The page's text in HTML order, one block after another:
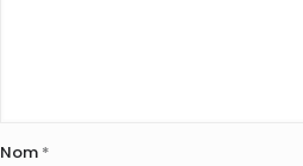
Nom *